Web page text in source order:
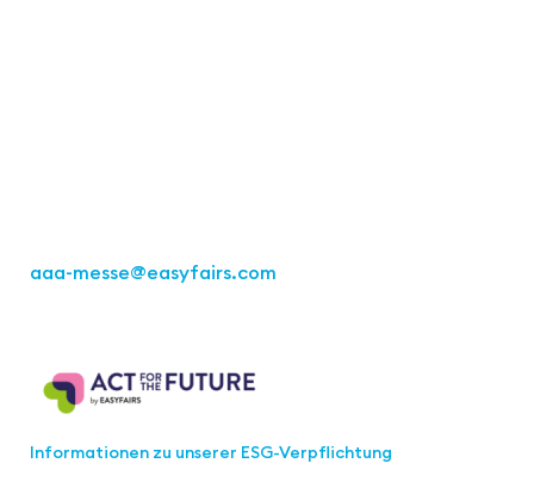
aaa-messe@easyfairs.com
Informationen zu unserer ESG-Verpflichtung